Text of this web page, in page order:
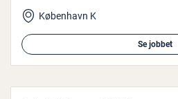
København K
Se jobbet